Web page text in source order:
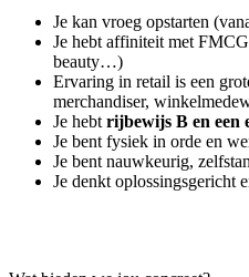
Je kan vroeg opstarten
Je hebt affiniteit met
beauty…)
Ervaring in retail is een
merchandiser,
Je hebt rijbewijs B en een
Je bent fysiek in orde en
Je bent nauwkeurig,
Je denkt oplossingsgericht